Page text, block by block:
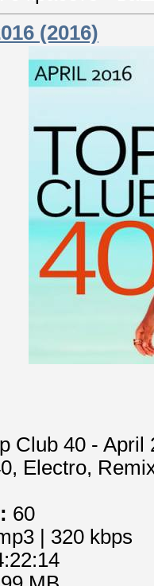
(2016)
Club 40 - April
Electro,
60
| 320 kbps